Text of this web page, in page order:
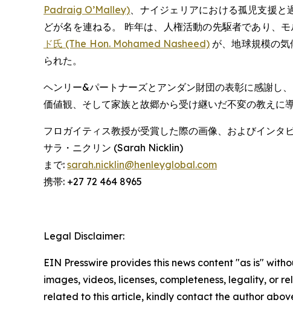
Padraig O’Malley)、ナイジェリアにおける孤児支援と
どが名を連ねる。 昨年は、人権活動の先駆者であり、
ド氏 (The Hon. Mohamed Nasheed)が、地球規模の気
られた。
ヘンリー&パートナーズとアンダン財団の表彰に感謝し
価値観、そして家族と故郷から受け継いだ不変の教えに
フロガイティス教授が受賞した際の画像、およびインタ
サラ・ニクリン (Sarah Nicklin)
まで: sarah.nicklin@henleyglobal.com
携帯: +27 72 464 8965
Legal Disclaimer:
EIN Presswire provides this news content "as is"
images, videos, licenses, completeness, legality, or
related to this article, kindly contact the author